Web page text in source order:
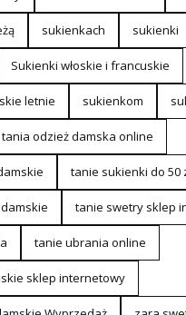
sukienkach sukienki
Sukienki włoskie i francuskie
letnie sukienkom
tania odzież damska online
tanie sukienki do 50
tanie swetry sklep
tanie ubrania online
sklep internetowy